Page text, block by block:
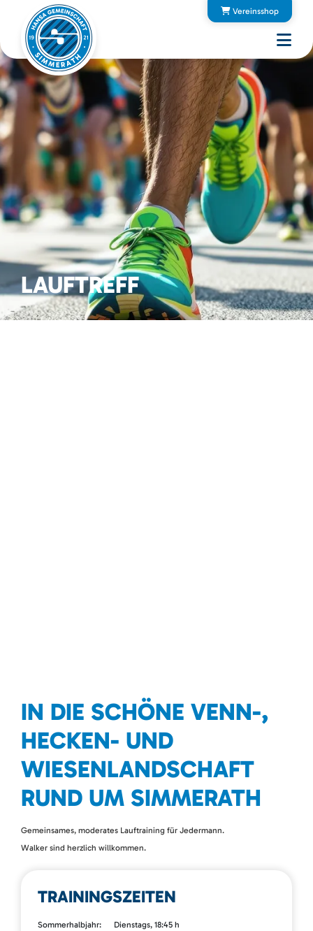
Vereinsshop
LAUFTREFF
IN DIE SCHÖNE VENN-,
HECKEN- UND
WIESENLANDSCHAFT
RUND UM SIMMERATH
Gemeinsames, moderates Lauftraining für Jedermann.
Walker sind herzlich willkommen.
TRAININGSZEITEN
Sommerhalbjahr: Dienstags, 18:45 h